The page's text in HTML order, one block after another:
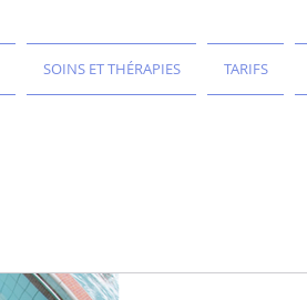
SOINS ET THÉRAPIES TARIFS